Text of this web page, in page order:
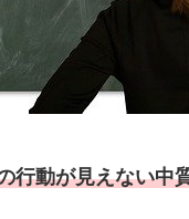
行動が見えない中